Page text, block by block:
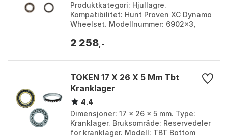
Produktkategori: Hjullagre.
Kompatibilitet: Hunt Proven XC Dynamo
Wheelset. Modellnummer: 6902x3,
Reservedeler til nav. Far...
2 258 ,-
TOKEN 17 X 26 X 5 Mm Tbt
Kranklager
4.4
Dimensjoner: 17 x 26 x 5 mm. Type:
Kranklager. Bruksområde: Reservedeler
for kranklager. Modell: TBT Bottom